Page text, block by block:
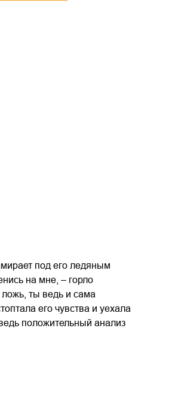
под его ледяным
на мне, – горло
ложь, ты ведь и сама
его чувства и уехала
положительный анализ